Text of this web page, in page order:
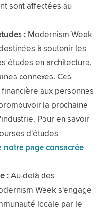
sont affectées au
: Modernism Week
à soutenir les
études en architecture,
connexes. Ces
aux personnes
la prochaine
Pour en savoir
d'études
notre page consacrée
:Au-delà des
Week s'engage
locale par le